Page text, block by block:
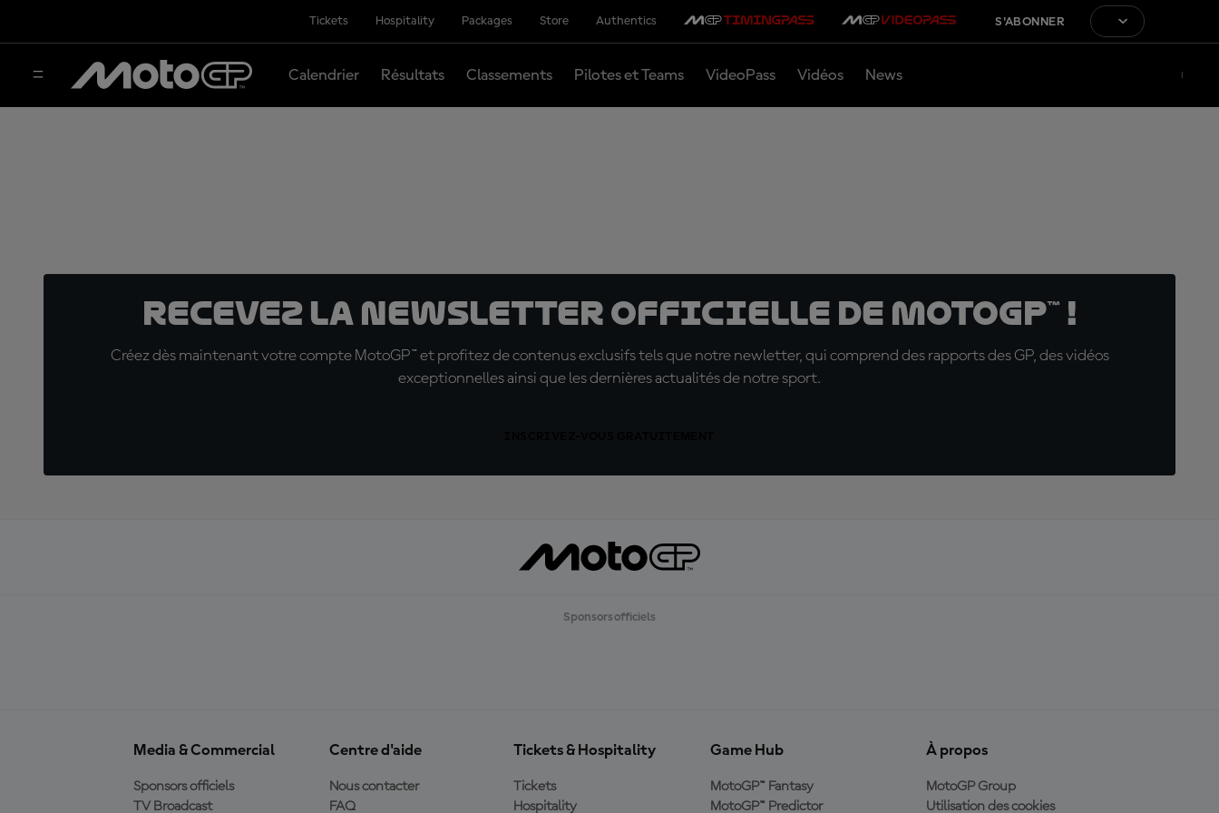
Tickets Hospitality Packages Store Authentics S'ABONNER
Calendrier Résultats Classements Pilotes et Teams VideoPass Vidéos News
Recevez la Newsletter officielle de MotoGP™ !
Créez dès maintenant votre compte MotoGP™ et profitez de contenus exclusifs tels que notre newletter, qui comprend des rapports des GP, des vidéos
exceptionnelles ainsi que les dernières actualités de notre sport.
Sponsors officiels
Media & Commercial
Sponsors officiels
TV Broadcast
Centre d'aide
Nous contacter
FAQ
Tickets & Hospitality
Tickets
Hospitality
Game Hub
MotoGP™ Fantasy
MotoGP™ Predictor
À propos
MotoGP Group
Utilisation des cookies